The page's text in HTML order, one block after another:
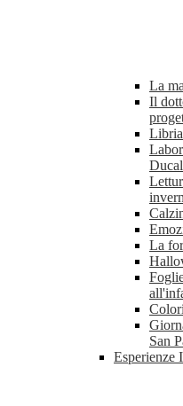
La
Il
La
San
Esperienze